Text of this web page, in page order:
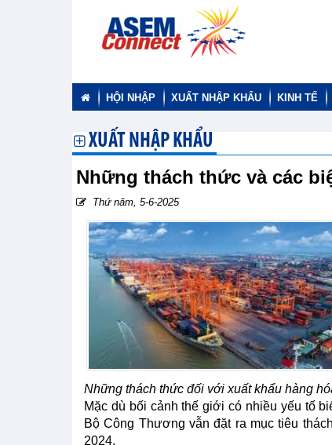
HỘI NHẬP XUẤT NHẬP KHẨU KINH TẾ
XUẤT NHẬP KHẨU
Những thách thức và các
Thứ năm, 5-6-2025
Những thách thức đối với xuất khẩu hàng
Mặc dù bối cảnh thế giới có nhiều yếu tố
Bộ Công Thương vẫn đặt ra mục tiêu
2024.